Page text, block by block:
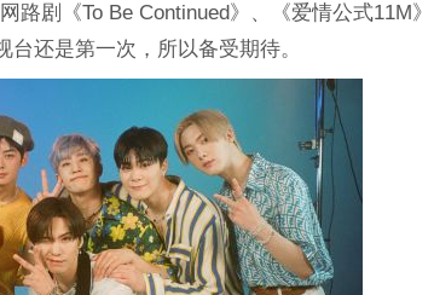
路剧《To Be Continued》、《爱情公式11M》
还是第一次，所以备受期待。